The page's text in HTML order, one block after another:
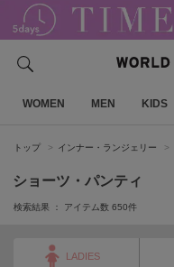
WOMEN MEN KIDS
トップ インナー・ランジェリー
ショーツ・パンティ
検索結果 ： アイテム数 650件
LADIES